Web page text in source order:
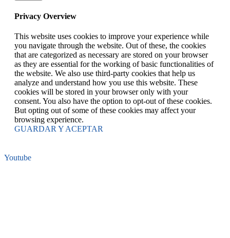
Privacy Overview
This website uses cookies to improve your experience while
you navigate through the website. Out of these, the cookies
that are categorized as necessary are stored on your browser
as they are essential for the working of basic functionalities of
the website. We also use third-party cookies that help us
analyze and understand how you use this website. These
cookies will be stored in your browser only with your
consent. You also have the option to opt-out of these cookies.
But opting out of some of these cookies may affect your
browsing experience.
GUARDAR Y ACEPTAR
Youtube